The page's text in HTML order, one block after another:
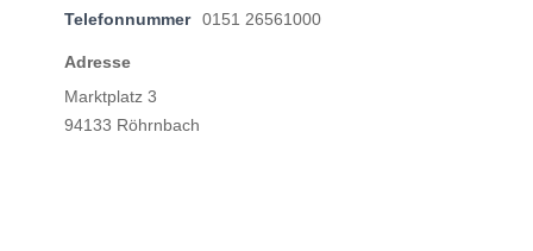
Telefonnummer 0151 26561000
Adresse
Marktplatz 3
94133 Röhrnbach